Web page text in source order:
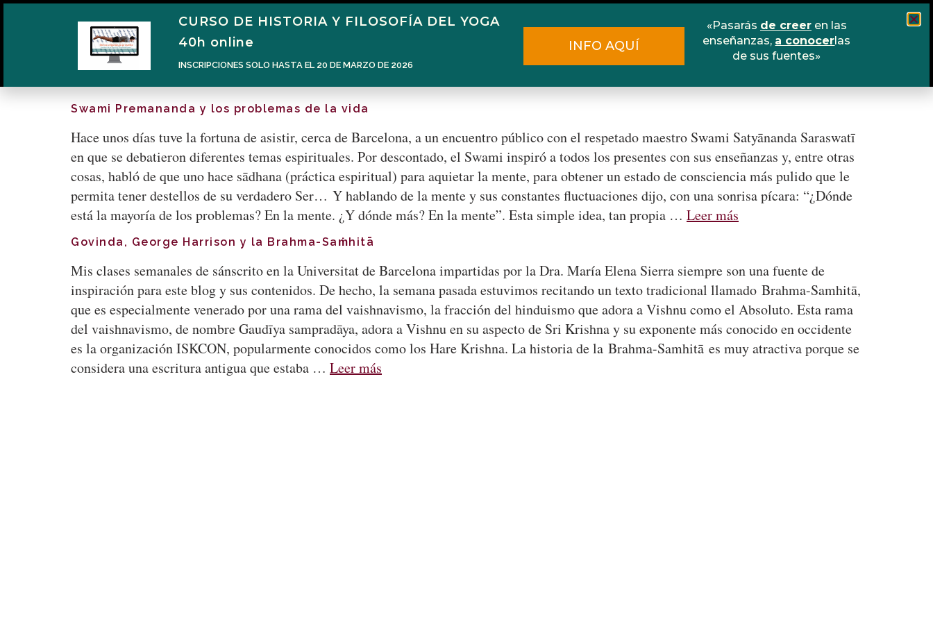
Narén Herrero Blog Cursos Escuela online
Swami Premananda y los problemas de la vida
Hace unos días tuve la fortuna de asistir, cerca de Barcelona, a un encuentro público con el respetado maestro Swami Satyānanda Saraswatī
en que se debatieron diferentes temas espirituales. Por descontado, el Swami inspiró a todos los presentes con sus enseñanzas y, entre otras
cosas, habló de que uno hace sādhana (práctica espiritual) para aquietar la mente, para obtener un estado de consciencia más pulido que le
permita tener destellos de su verdadero Ser… Y hablando de la mente y sus constantes fluctuaciones dijo, con una sonrisa pícara: “¿Dónde
está la mayoría de los problemas? En la mente. ¿Y dónde más? En la mente”. Esta simple idea, tan propia … Leer más
Govinda, George Harrison y la Brahma-Saṁhitā
Mis clases semanales de sánscrito en la Universitat de Barcelona impartidas por la Dra. María Elena Sierra siempre son una fuente de
inspiración para este blog y sus contenidos. De hecho, la semana pasada estuvimos recitando un texto tradicional llamado Brahma-Samhitā,
que es especialmente venerado por una rama del vaishnavismo, la fracción del hinduismo que adora a Vishnu como el Absoluto. Esta rama
del vaishnavismo, de nombre Gaudīya sampradāya, adora a Vishnu en su aspecto de Sri Krishna y su exponente más conocido en occidente
es la organización ISKCON, popularmente conocidos como los Hare Krishna. La historia de la Brahma-Samhitā es muy atractiva porque se
considera una escritura antigua que estaba … Leer más
CURSO DE HISTORIA Y FILOSOFÍA DEL YOGA
40h online
INSCRIPCIONES SOLO HASTA EL 20 DE MARZO DE 2026
INFO AQUÍ
«Pasarás de creeren las
enseñanzas, a conocerlas
de sus fuentes»